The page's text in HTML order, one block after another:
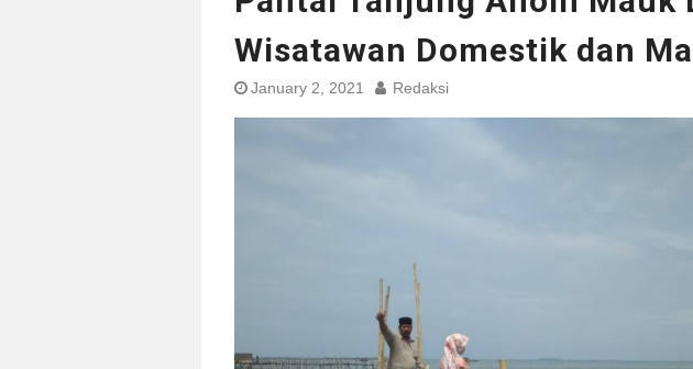
Wisatawan Domestik dan
January 2, 2021 Redaksi